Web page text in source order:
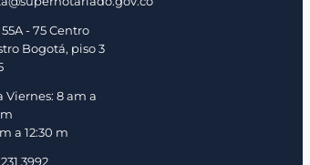
- 75 Centro
Bogotá, piso 3
Viernes: 8 am a
a 12:30 m
3992